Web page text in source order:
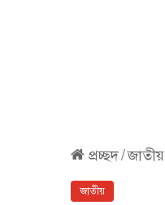
প্রচ্ছদ/জাতীয়
জাতীয়